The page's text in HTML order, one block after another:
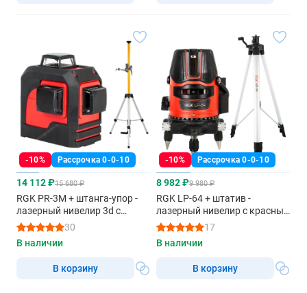
-10% Рассрочка 0-0-10
14 112 ₽15 680 ₽
RGK PR-3M + штанга-упор -
лазерный нивелир 3d с
красным лучом
30
В наличии
В корзину
-10% Рассрочка 0-0-10
8 982 ₽9 980 ₽
RGK LP-64 + штатив -
лазерный нивелир с красным
лучом
17
В наличии
В корзину